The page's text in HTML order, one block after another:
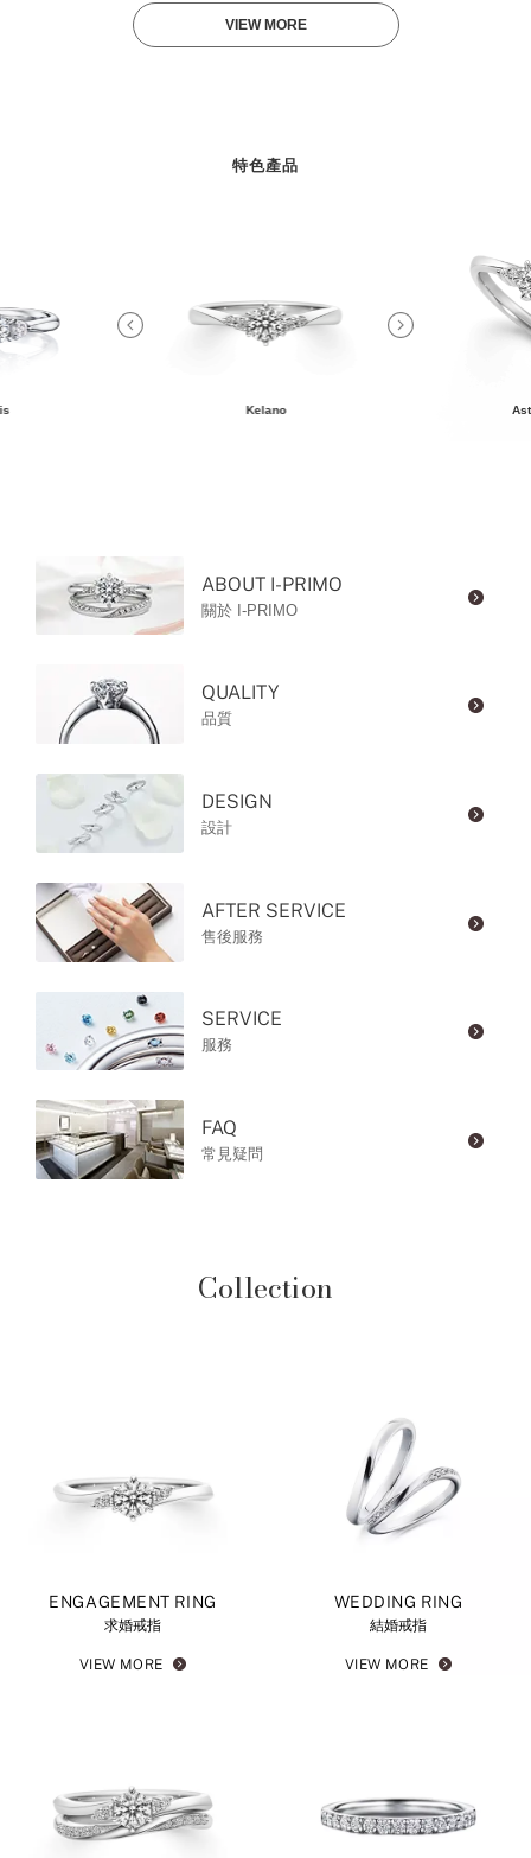
VIEW MORE
特色產品
Kelano
ABOUT I-PRIMO
關於 I-PRIMO
QUALITY
品質
DESIGN
設計
AFTER SERVICE
售後服務
SERVICE
服務
FAQ
常見疑問
Collection
ENGAGEMENT RING
求婚戒指
VIEW MORE
WEDDING RING
結婚戒指
VIEW MORE